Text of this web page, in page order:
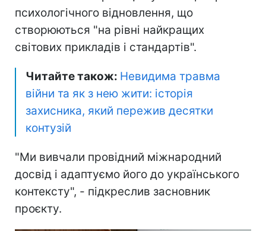
психологічного відновлення, що
створюються "на рівні найкращих
світових прикладів і стандартів".
Читайте також: Невидима травма
війни та як з нею жити: історія
захисника, який пережив десятки
контузій
"Ми вивчали провідний міжнародний
досвід і адаптуємо його до українського
контексту", - підкреслив засновник
проєкту.